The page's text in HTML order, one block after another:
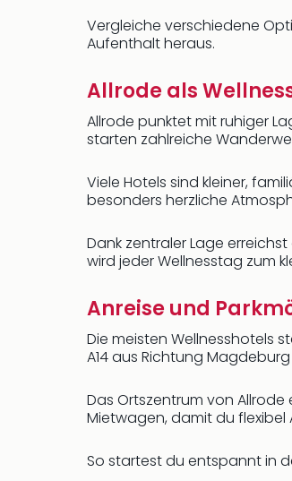
Vergleiche verschiedene
Aufenthalt heraus.
Allrode als
Allrode punktet mit ruhiger
starten zahlreiche
Viele Hotels sind kleiner,
besonders herzliche
Dank zentraler Lage
wird jeder Wellnesstag zum
Anreise und
Die meisten Wellnesshotels
A14 aus Richtung
Das Ortszentrum von
Mietwagen, damit du
So startest du entspannt in